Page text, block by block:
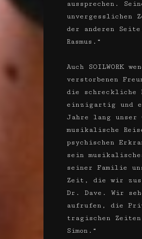
aussprechen.
unvergesslichen
der anderen
Rasmus.“
Auch SOILWORK
verstorbenen
die schreckliche
einzigartig und
Jahre lang unser
musikalische
psychischen
sein
seiner Familie
Zeit, die wir
Dr. Dave. Wir
aufrufen, die
tragischen
Simon.“